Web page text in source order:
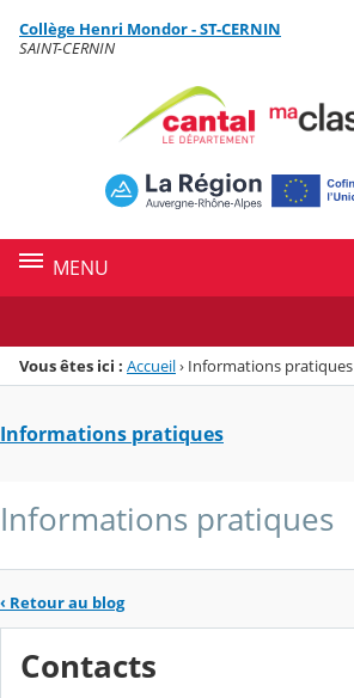
Menu de la rubrique
Contenu
Collège Henri Mondor - ST-CERNIN
SAINT-CERNIN
MENU
Vous êtes ici : Accueil› Informations pratiques
Informations pratiques
Informations pratiques
‹ Retour au blog
Contacts